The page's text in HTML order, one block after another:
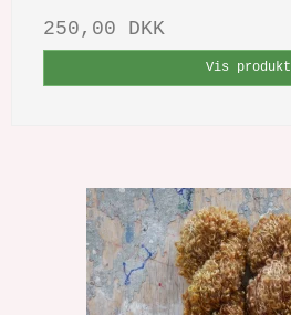
250,00 DKK
Vis produkt